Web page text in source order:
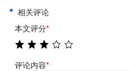
相关评论
本文评分*
评论内容*